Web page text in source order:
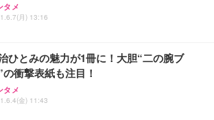
タメ
月) 13:16
ひとみの魅力が1冊に！大胆“二の腕ブ
の衝撃表紙も注目！
タメ
金) 11:43